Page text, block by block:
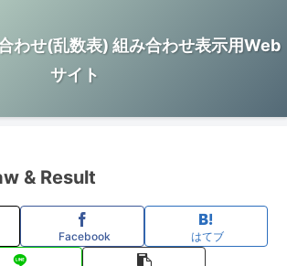
わせ(乱数表) 組み合わせ表示用Web
サイト
& Result
Facebook はてブ